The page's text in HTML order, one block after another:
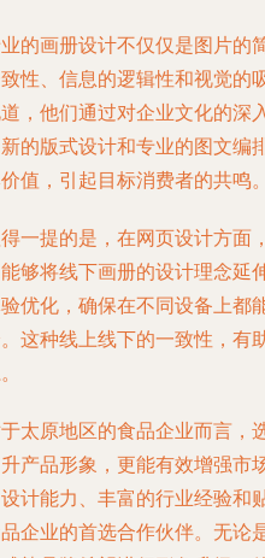
的画册设计不仅仅是图片的
性、信息的逻辑性和视觉的
，他们通过对企业文化的深
的版式设计和专业的图文编
值，引起目标消费者的共鸣。
一提的是，在网页设计方面
够将线下画册的设计理念延
优化，确保在不同设备上都
这种线上线下的一致性，有
太原地区的食品企业而言，
产品形象，更能有效增强市
计能力、丰富的行业经验和
企业的首选合作伙伴。无论